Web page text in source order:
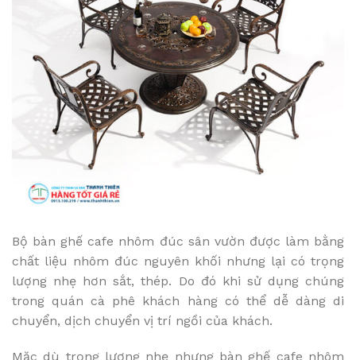
Bộ bàn ghế cafe nhôm đúc sân vườn được làm bằng
chất liệu nhôm đúc nguyên khối nhưng lại có trọng
lượng nhẹ hơn sắt, thép. Do đó khi sử dụng chúng
trong quán cà phê khách hàng có thể dễ dàng di
chuyển, dịch chuyển vị trí ngồi của khách.
Mặc dù trọng lượng nhẹ nhưng bàn ghế cafe nhôm